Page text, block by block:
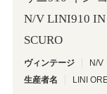
N/V LINI910 IN
SCURO
ヴィンテージ
N/V
生産者名
LINI